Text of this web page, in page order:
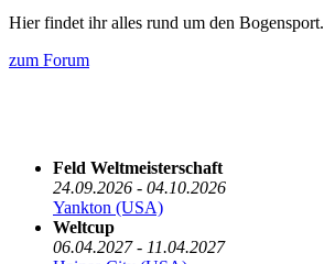
Hier findet ihr alles rund um den Bogensport.
zum Forum
Feld Weltmeisterschaft
24.09.2026 - 04.10.2026
Yankton (USA)
Weltcup
06.04.2027 - 11.04.2027